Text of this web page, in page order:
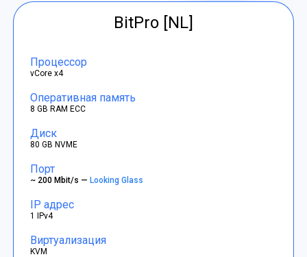
BitPro [NL]
Процессор
vCore x4
Оперативная память
8 GB RAM ECC
Диск
80 GB NVME
Порт
~ 200 Mbit/s —Looking Glass
IP адрес
1 IPv4
Виртуализация
KVM